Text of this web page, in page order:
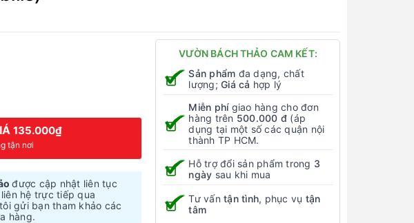
135.000₫
tận nơi
được cập nhật liên tục
hệ trực tiếp qua
gửi bạn tham khảo các
hàng.
VƯỜN BÁCH THẢO CAM KẾT:
Sản phẩm đa dạng, chất
lượng;Giá cả hợp lý
Miễn phígiao hàng cho đơn
hàng trên 500.000 đ (áp
dụng tại một số các quận nội
thành TP HCM.
Hỗ trợ đổi sản phẩm trong 3
ngày sau khi mua
Tư vấntận tình, phục vụ tận
tâm